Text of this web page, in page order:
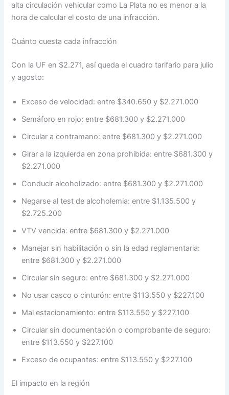
alta circulación vehicular como La Plata no es menor a la
hora de calcular el costo de una infracción.
Cuánto cuesta cada infracción
Con la UF en $2.271, así queda el cuadro tarifario para julio
y agosto:
Exceso de velocidad: entre $340.650 y $2.271.000
Semáforo en rojo: entre $681.300 y $2.271.000
Circular a contramano: entre $681.300 y $2.271.000
Girar a la izquierda en zona prohibida: entre $681.300 y
$2.271.000
Conducir alcoholizado: entre $681.300 y $2.271.000
Negarse al test de alcoholemia: entre $1.135.500 y
$2.725.200
VTV vencida: entre $681.300 y $2.271.000
Manejar sin habilitación o sin la edad reglamentaria:
entre $681.300 y $2.271.000
Circular sin seguro: entre $681.300 y $2.271.000
No usar casco o cinturón: entre $113.550 y $227.100
Mal estacionamiento: entre $113.550 y $227.100
Circular sin documentación o comprobante de seguro:
entre $113.550 y $227.100
Exceso de ocupantes: entre $113.550 y $227.100
El impacto en la región